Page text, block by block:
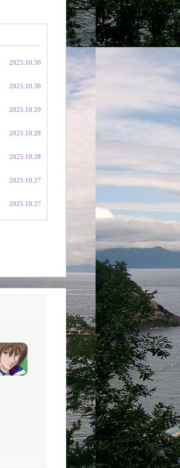
2025.10.30
2025.10.30
2025.10.29
2025.10.28
2025.10.28
2025.10.27
2025.10.27